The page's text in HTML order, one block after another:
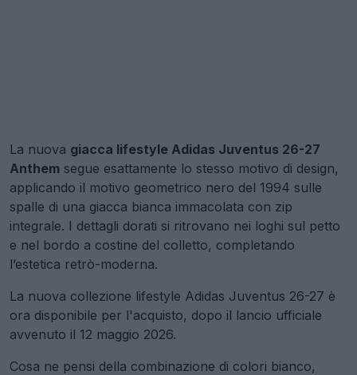
La nuova giacca lifestyle Adidas Juventus 26-27
Anthem segue esattamente lo stesso motivo di design,
applicando il motivo geometrico nero del 1994 sulle
spalle di una giacca bianca immacolata con zip
integrale. I dettagli dorati si ritrovano nei loghi sul petto
e nel bordo a costine del colletto, completando
l’estetica retrò-moderna.
La nuova collezione lifestyle Adidas Juventus 26-27 è
ora disponibile per l'acquisto, dopo il lancio ufficiale
avvenuto il 12 maggio 2026.
Cosa ne pensi della combinazione di colori bianco,